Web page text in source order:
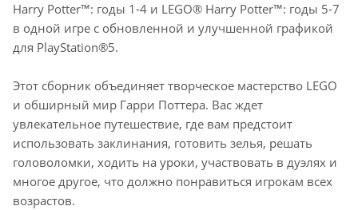
Harry Potter™: годы 1-4 и LEGO® Harry Potter™: годы 5-7
в одной игре с обновленной и улучшенной графикой
для PlayStation®5.
Этот сборник объединяет творческое мастерство LEGO
и обширный мир Гарри Поттера. Вас ждет
увлекательное путешествие, где вам предстоит
использовать заклинания, готовить зелья, решать
головоломки, ходить на уроки, участвовать в дуэлях и
многое другое, что должно понравиться игрокам всех
возрастов.